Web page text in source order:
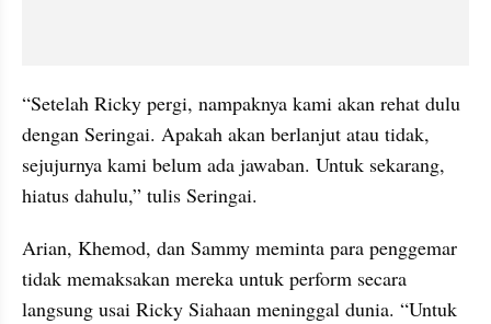
“Setelah Ricky pergi, nampaknya kami akan rehat dulu
dengan Seringai. Apakah akan berlanjut atau tidak,
sejujurnya kami belum ada jawaban. Untuk sekarang,
hiatus dahulu,” tulis Seringai.
Arian, Khemod, dan Sammy meminta para penggemar
tidak memaksakan mereka untuk perform secara
langsung usai Ricky Siahaan meninggal dunia. “Untuk